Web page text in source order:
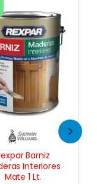
Esmalte
p/Soplete
4 Lts.